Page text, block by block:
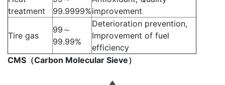
treatment
99.9999%improvement
Tire gas
99～
99.99%
Deterioration prevention,
Improvement of fuel
efficiency
CMS（Carbon Molecular Sieve）